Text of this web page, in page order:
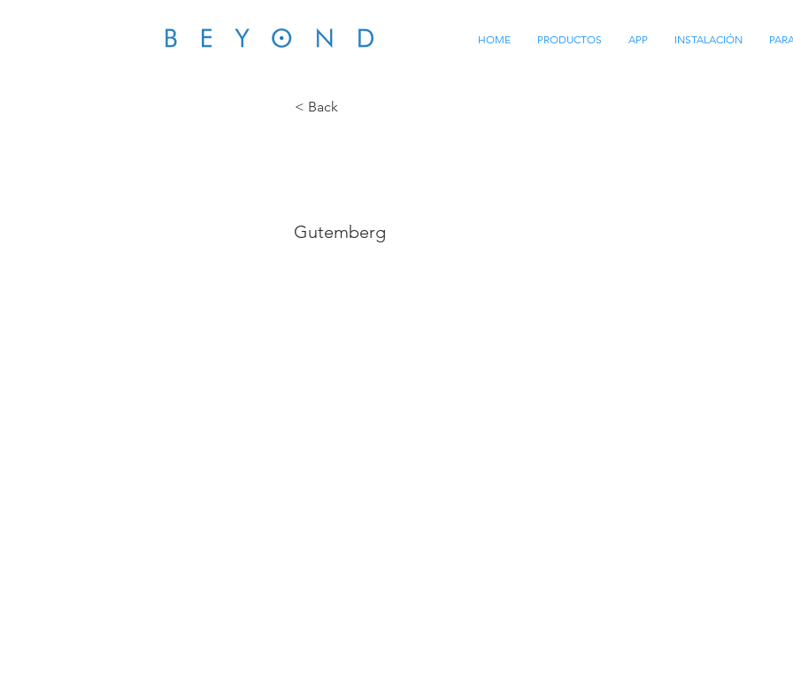
HOME PRODUCTOS APP INSTALACIÓN
< Back
Gutemberg